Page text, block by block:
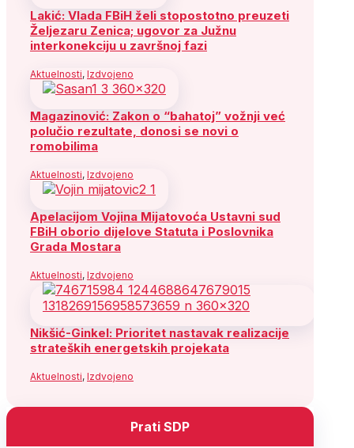
Lakić: Vlada FBiH želi stopostotno preuzeti
Željezaru Zenica; ugovor za Južnu
interkonekciju u završnoj fazi
Aktuelnosti, Izdvojeno
Magazinović: Zakon o “bahatoj” vožnji već
polučio rezultate, donosi se novi o
romobilima
Aktuelnosti, Izdvojeno
Apelacijom Vojina Mijatovoća Ustavni sud
FBiH oborio dijelove Statuta i Poslovnika
Grada Mostara
Aktuelnosti, Izdvojeno
Nikšić-Ginkel: Prioritet nastavak realizacije
strateških energetskih projekata
Aktuelnosti, Izdvojeno
Prati SDP